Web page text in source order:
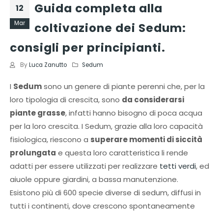
12
Mar
Guida completa alla
coltivazione dei Sedum:
consigli per principianti.
By Luca Zanutto Sedum
I Sedumsono un genere di piante perenni che, per la
loro tipologia di crescita, sono da considerarsi
piante grasse, infatti hanno bisogno di poca acqua
per la loro crescita. I Sedum, grazie alla loro capacità
fisiologica, riescono a superare momenti di siccità
prolungata e questa loro caratteristica li rende
adatti per essere utilizzati per realizzare tetti verdi, ed
aiuole oppure giardini, a bassa manutenzione.
Esistono più di 600 specie diverse di sedum, diffusi in
tutti i continenti, dove crescono spontaneamente